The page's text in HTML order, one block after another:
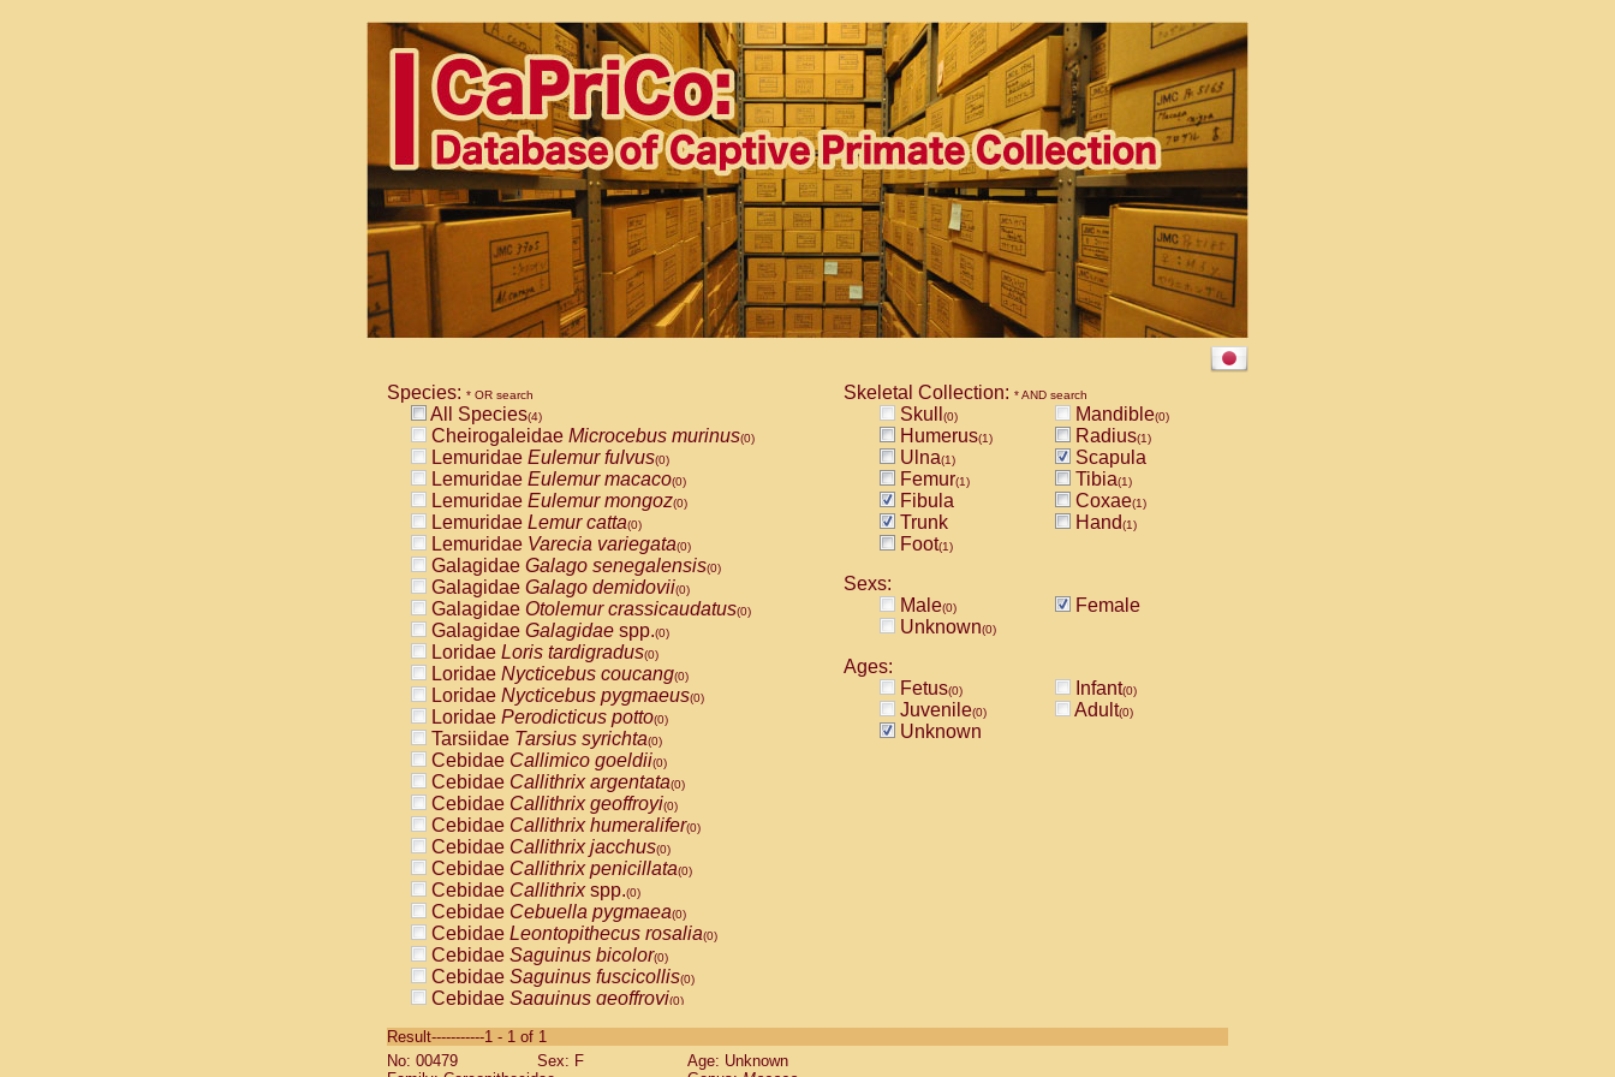
Species: * OR search
All Species(4)
Cheirogaleidae Microcebus murinus(0)
Lemuridae Eulemur fulvus(0)
Lemuridae Eulemur macaco(0)
Lemuridae Eulemur mongoz(0)
Lemuridae Lemur catta(0)
Lemuridae Varecia variegata(0)
Galagidae Galago senegalensis(0)
Galagidae Galago demidovii(0)
Galagidae Otolemur crassicaudatus(0)
Galagidae Galagidae spp.(0)
Loridae Loris tardigradus(0)
Loridae Nycticebus coucang(0)
Loridae Nycticebus pygmaeus(0)
Loridae Perodicticus potto(0)
Tarsiidae Tarsius syrichta(0)
Cebidae Callimico goeldii(0)
Cebidae Callithrix argentata(0)
Cebidae Callithrix geoffroyi(0)
Cebidae Callithrix humeralifer(0)
Cebidae Callithrix jacchus(0)
Cebidae Callithrix penicillata(0)
Cebidae Callithrixspp.(0)
Cebidae Cebuella pygmaea(0)
Cebidae Leontopithecus rosalia(0)
Cebidae Saguinus bicolor(0)
Cebidae Saguinus fuscicollis(0)
Cebidae Saguinus geoffroyi(0)
CebidaeSaguinus labiatus(0)
Cebidae Saguinus leucopus (0)
Skeletal Collection: * AND search
Skull (0) Mandible(0)
Humerus(1) Radius(1)
Ulna(1)
Scapula
Femur(1) Tibia(1)
Fibula Coxae(1)
Trunk Hand(1)
Foot(1)
Sexs:
Male(0)
Female
Unknown(0)
Ages:
Fetus(0) Infant(0)
Juvenile(0) Adult(0)
Unknown
Result-----------1 - 1 of 1
No: 00479
Sex: F
Age: Unknown